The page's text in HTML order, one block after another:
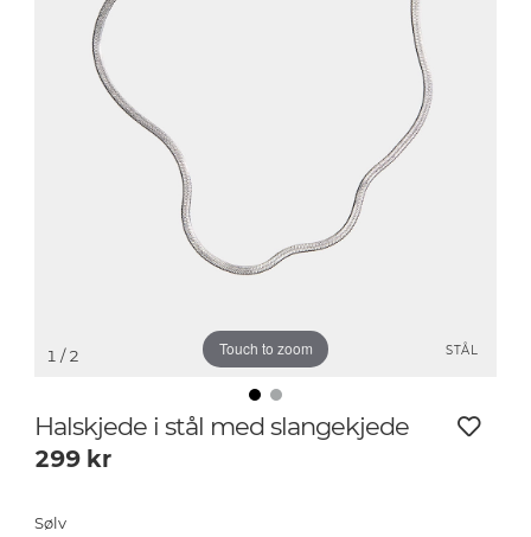
STÅL
Touch to zoom
1 / 2
Halskjede i stål med slangekjede
299 kr
Sølv